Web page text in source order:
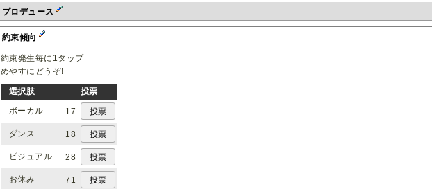
プロデュース
約束傾向
約束発生毎に1タップ
めやすにどうぞ!
選択肢
投票
ボーカル
17
ダンス 18
ビジュアル 28
お休み 71